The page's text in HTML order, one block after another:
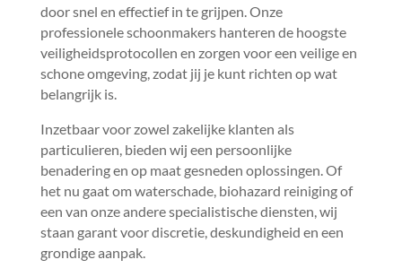
door snel en effectief in te grijpen.​ Onze
professionele schoonmakers hanteren de hoogste
veiligheidsprotocollen en zorgen voor een veilige en
schone omgeving, zodat jij je kunt richten op wat
belangrijk is.​
Inzetbaar voor zowel zakelijke klanten als
particulieren, bieden wij een persoonlijke
benadering en op maat gesneden oplossingen.​ Of
het nu gaat om waterschade, biohazard reiniging of
een van onze andere specialistische diensten, wij
staan garant voor discretie, deskundigheid en een
grondige aanpak.​